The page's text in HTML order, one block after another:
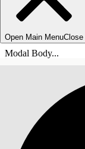
Open Main MenuClose
Modal Body...